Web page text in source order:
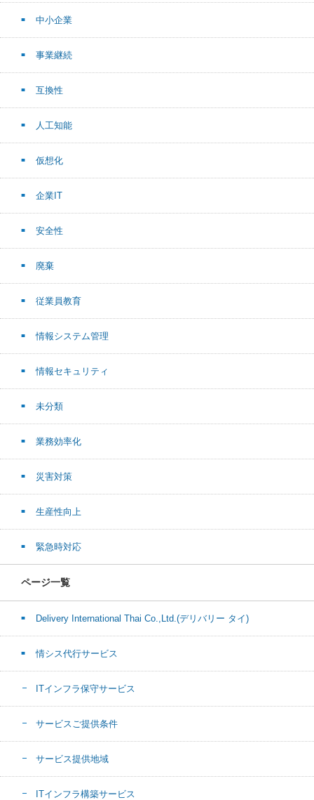
中小企業
事業継続
互換性
人工知能
仮想化
企業IT
安全性
廃棄
従業員教育
情報システム管理
情報セキュリティ
未分類
業務効率化
災害対策
生産性向上
緊急時対応
ページ一覧
Delivery International Thai Co.,Ltd.(デリバリー タイ)
情シス代行サービス
ITインフラ保守サービス
サービスご提供条件
サービス提供地域
ITインフラ構築サービス